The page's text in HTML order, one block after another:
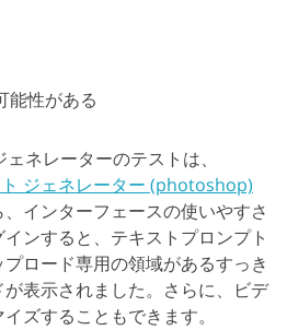
能性がある
ネレーターのテストは、
ジェネレーター (photoshop)
インターフェースの使いやすさ
ンすると、テキストプロンプト
ロード専用の領域があるすっき
表示されました。さらに、ビデ
ズすることもできます。